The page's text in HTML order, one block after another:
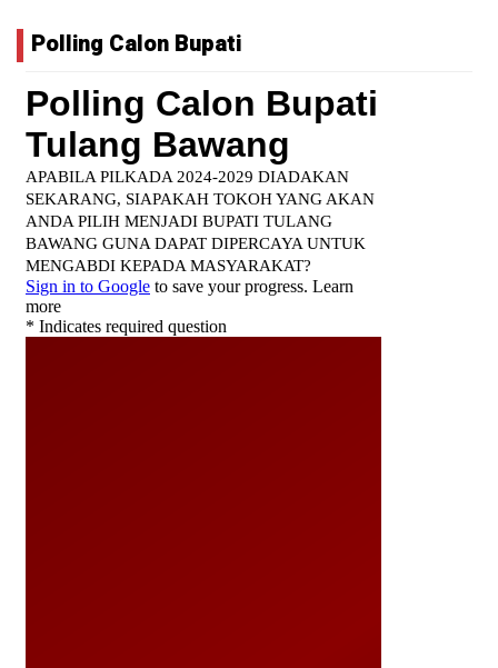
Polling Calon Bupati